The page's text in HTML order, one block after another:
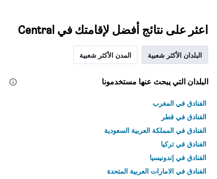
اعثر على نتائج أفضل لإقامتك في Central
البلدان الأكثر شعبية المدن الأكثر شعبية
البلدان التي يبحث عنها مستخدمونا
الفنادق في المغرب
الفنادق في قطر
الفنادق في المملكة العربية السعودية
الفنادق في تركيا
الفنادق في إندونيسيا
الفنادق في الامارات العربية المتحدة